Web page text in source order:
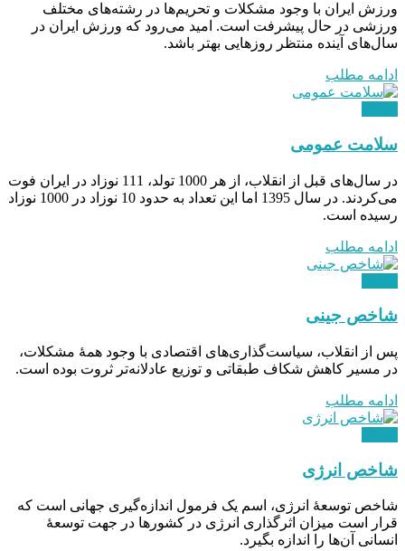
ورزش ایران با وجود مشکلات و تحریم‌ها در رشته‌های مختلف
ورزشی در حال پیشرفت است. امید می‌رود که ورزش ایران در
سال‌های آینده منتظر روزهایی بهتر باشد.
ادامه مطلب
سلامت عمومی
در سال‌های قبل از انقلاب، از هر 1000 تولد، 111 نوزاد در ایران فوت
می‌کردند. در سال 1395 اما این تعداد به حدود 10 نوزاد در 1000 نوزاد
رسیده است.
ادامه مطلب
شاخص جینی
پس از انقلاب، سیاست‌گذاری‌های اقتصادی با وجود همۀ مشکلات،
در مسیر کاهش شکاف طبقاتی و توزیع عادلانه‌تر ثروت بوده است.
ادامه مطلب
شاخص انرژی
شاخص توسعۀ انرژی، اسم یک فرمول اندازه‌گیری جهانی است که
قرار است میزان اثرگذاری انرژی در کشورها در جهت توسعۀ
انسانی آن‌ها را اندازه بگیرد.